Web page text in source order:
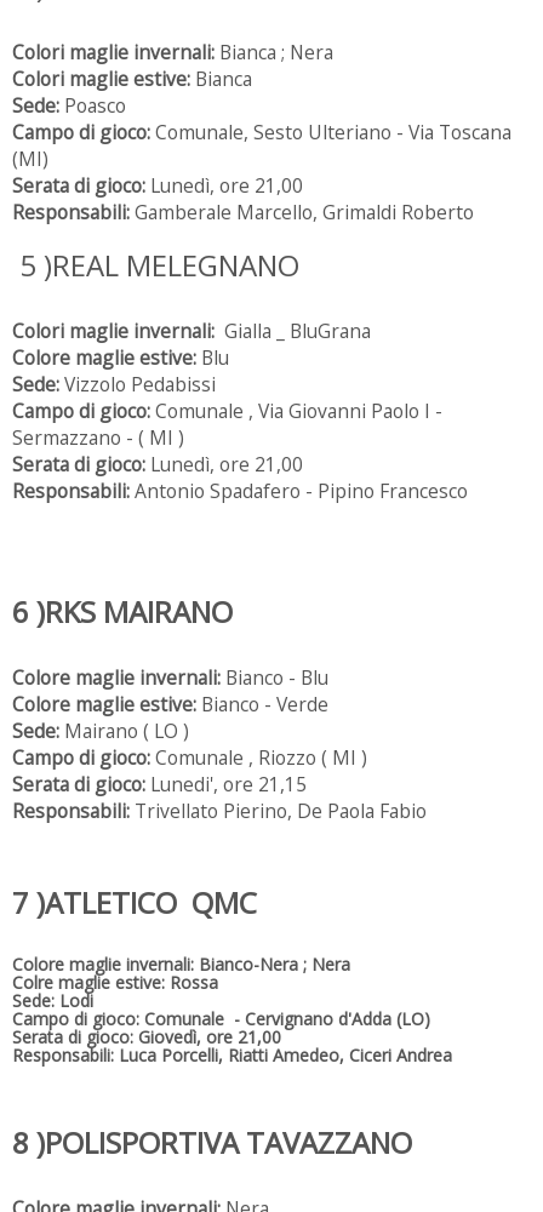
Colori maglie invernali: Bianca ; Nera
Colori maglie estive: Bianca
Sede: Poasco
Campo di gioco:Comunale, Sesto Ulteriano - Via Toscana
(MI)
Serata di gioco: Lunedì, ore 21,00
Responsabili:Gamberale Marcello, Grimaldi Roberto
5 )REAL MELEGNANO
Colori maglie invernali: Gialla _ BluGrana
Colore maglie estive: Blu
Sede:Vizzolo Pedabissi
Campo di gioco:Comunale , Via Giovanni Paolo I -
Sermazzano - ( MI )
Serata di gioco: Lunedì, ore 21,00
Responsabili:Antonio Spadafero - Pipino Francesco
6 )RKS MAIRANO
Colore maglie invernali: Bianco - Blu
Colore maglie estive: Bianco - Verde
Sede: Mairano ( LO )
Campo di gioco:Comunale , Riozzo ( MI )
Serata di gioco: Lunedi', ore 21,15
Responsabili: Trivellato Pierino, De Paola Fabio
7 )ATLETICO QMC
Colore maglie invernali: Bianco-Nera ; Nera
Colre maglie estive: Rossa
Sede: Lodi
Campo di gioco: Comunale - Cervignano d'Adda (LO)
Serata di gioco: Giovedì, ore 21,00
Responsabili: Luca Porcelli, Riatti Amedeo, Ciceri Andrea
8 )POLISPORTIVA TAVAZZANO